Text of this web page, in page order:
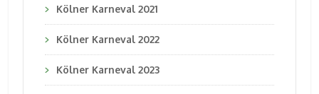
Kölner Karneval 2021
Kölner Karneval 2022
Kölner Karneval 2023